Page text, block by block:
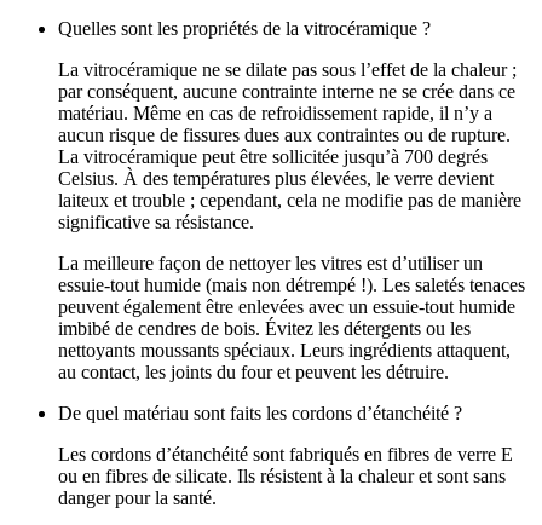
Quelles sont les propriétés de la vitrocéramique ?
La vitrocéramique ne se dilate pas sous l’effet de la chaleur ;
par conséquent, aucune contrainte interne ne se crée dans ce
matériau. Même en cas de refroidissement rapide, il n’y a
aucun risque de fissures dues aux contraintes ou de rupture.
La vitrocéramique peut être sollicitée jusqu’à 700 degrés
Celsius. À des températures plus élevées, le verre devient
laiteux et trouble ; cependant, cela ne modifie pas de manière
significative sa résistance.
La meilleure façon de nettoyer les vitres est d’utiliser un
essuie‑tout humide (mais non détrempé !). Les saletés tenaces
peuvent également être enlevées avec un essuie‑tout humide
imbibé de cendres de bois. Évitez les détergents ou les
nettoyants moussants spéciaux. Leurs ingrédients attaquent,
au contact, les joints du four et peuvent les détruire.
De quel matériau sont faits les cordons d’étanchéité ?
Les cordons d’étanchéité sont fabriqués en fibres de verre E
ou en fibres de silicate. Ils résistent à la chaleur et sont sans
danger pour la santé.